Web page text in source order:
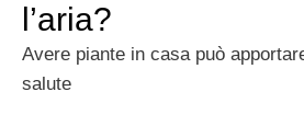
l’aria?
Avere piante in casa può
salute